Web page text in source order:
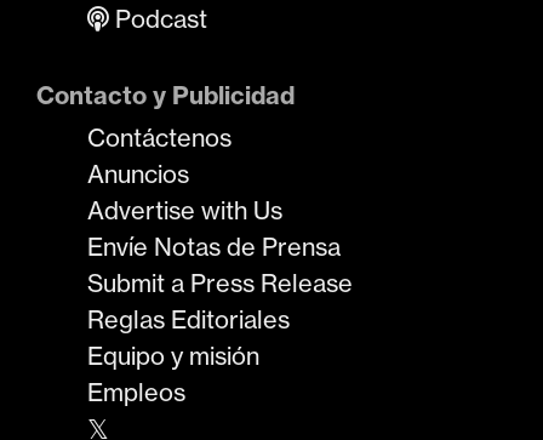
Podcast
Contacto y Publicidad
Contáctenos
Anuncios
Advertise with Us
Envíe Notas de Prensa
Submit a Press Release
Reglas Editoriales
Equipo y misión
Empleos
𝕏